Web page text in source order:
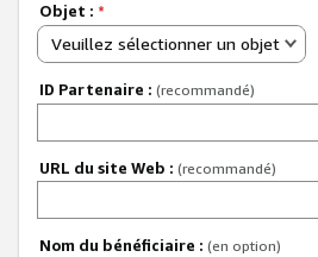
Objet : *
Veuillez sélectionner un objet
ID Partenaire : (recommandé)
URL du site Web : (recommandé)
Nom du bénéficiaire : (en option)